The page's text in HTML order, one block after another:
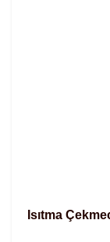
Isıtma